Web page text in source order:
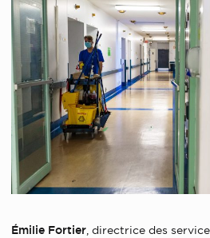
Émilie Fortier, directrice des